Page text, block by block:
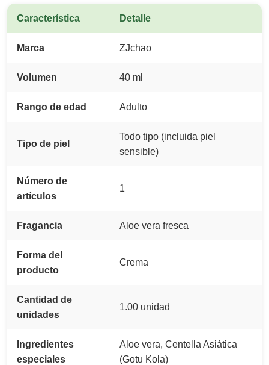
Característica Detalle
Marca ZJchao
Volumen 40 ml
Rango de edad Adulto
Tipo de piel
Todo tipo (incluida piel
sensible)
Número de
artículos
1
Fragancia Aloe vera fresca
Forma del
producto
Crema
Cantidad de
unidades
1.00 unidad
Ingredientes
especiales
Aloe vera, Centella Asiática
(Gotu Kola)